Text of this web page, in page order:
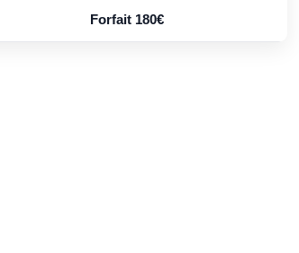
Forfait 180€